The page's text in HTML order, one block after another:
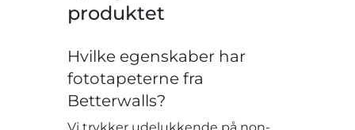
produktet
Hvilke egenskaber har
fototapeterne fra
Betterwalls?